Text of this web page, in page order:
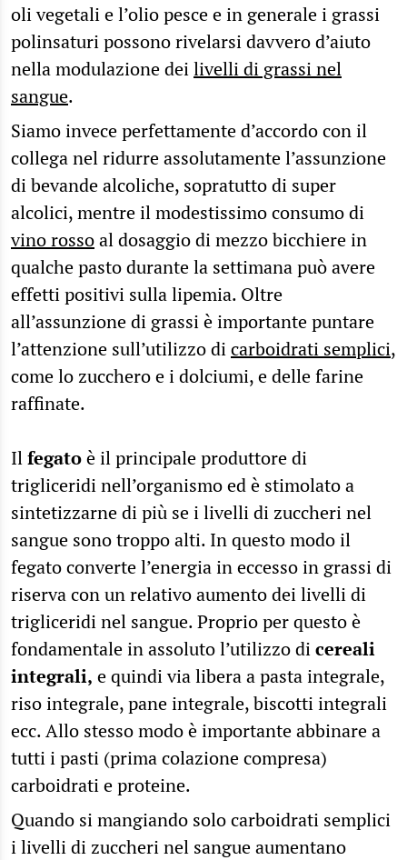
oli vegetali e l’olio pesce e in generale i grassi
polinsaturi possono rivelarsi davvero d’aiuto
nella modulazione deilivelli di grassi nel
sangue.
Siamo invece perfettamente d’accordo con il
collega nel ridurre assolutamente l’assunzione
di bevande alcoliche, sopratutto di super
alcolici, mentre il modestissimo consumo di
vino rossoal dosaggio di mezzo bicchiere in
qualche pasto durante la settimana può avere
effetti positivi sulla lipemia. Oltre
all’assunzione di grassi è importante puntare
l’attenzione sull’utilizzo dicarboidrati semplici,
come lo zucchero e i dolciumi, e delle farine
raffinate.
Ilfegatoè il principale produttore di
trigliceridi nell’organismo ed è stimolato a
sintetizzarne di più se i livelli di zuccheri nel
sangue sono troppo alti. In questo modo il
fegato converte l’energia in eccesso in grassi di
riserva con un relativo aumento dei livelli di
trigliceridi nel sangue. Proprio per questo è
fondamentale in assoluto l’utilizzo dicereali
integrali, e quindi via libera a pasta integrale,
riso integrale, pane integrale, biscotti integrali
ecc. Allo stesso modo è importante abbinare a
tutti i pasti (prima colazione compresa)
carboidrati e proteine.
Quando si mangiando solo carboidrati semplici
i livelli di zuccheri nel sangue aumentano